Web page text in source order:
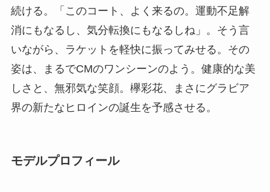
続ける。「このコート、よく来るの。運動不足解
消にもなるし、気分転換にもなるしね」。そう言
いながら、ラケットを軽快に振ってみせる。その
姿は、まるでCMのワンシーンのよう。健康的な美
しさと、無邪気な笑顔。欅彩花、まさにグラビア
界の新たなヒロインの誕生を予感させる。
モデルプロフィール